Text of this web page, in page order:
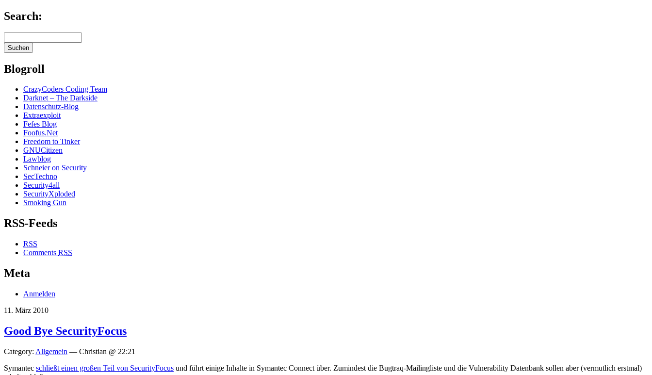
Search:
Blogroll
CrazyCoders Coding Team
Darknet – The Darkside
Datenschutz-Blog
Extraexploit
Fefes Blog
Foofus.Net
Freedom to Tinker
GNUCitizen
Lawblog
Schneier on Security
SecTechno
Security4all
SecurityXploded
Smoking Gun
RSS-Feeds
RSS
Comments RSS
Meta
Anmelden
11. März 2010
Good Bye SecurityFocus
Category: Allgemein — Christian @ 22:21
Symantec schließt einen großen Teil von SecurityFocus und führt einige Inhalte in Symantec Connect über. Zumindest die Bugtraq-Mailingliste und die Vulnerability Datenbank sollen aber (vermutlich erstmal)